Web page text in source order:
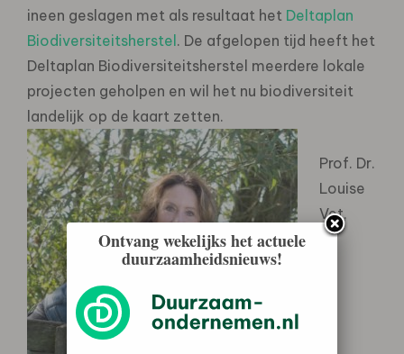
ineen geslagen met als resultaat het Deltaplan
Biodiversiteitsherstel. De afgelopen tijd heeft het
Deltaplan Biodiversiteitsherstel meerdere lokale
projecten geholpen en wil het nu biodiversiteit
landelijk op de kaart zetten.
Prof. Dr.
Louise
Vet,
Ontvang wekelijks het actuele
duurzaamheidsnieuws!